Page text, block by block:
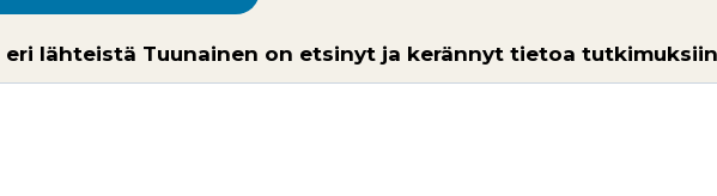
eri lähteistä Tuunainen on etsinyt ja kerännyt tietoa